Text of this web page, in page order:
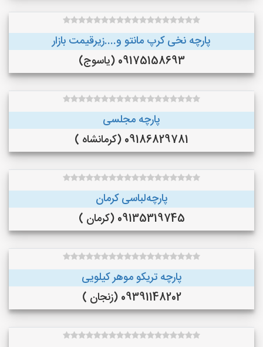
پارچه نخی کرپ مانتو و....زیرقیمت بازار
09175158693 (یاسوج)
پارچه مجلسی
09186829781 (کرمانشاه )
پارچه‌لباسی کرمان
09135319745 (کرمان )
پارچه تریکو موهر کیلویی
09391148202 (زنجان )